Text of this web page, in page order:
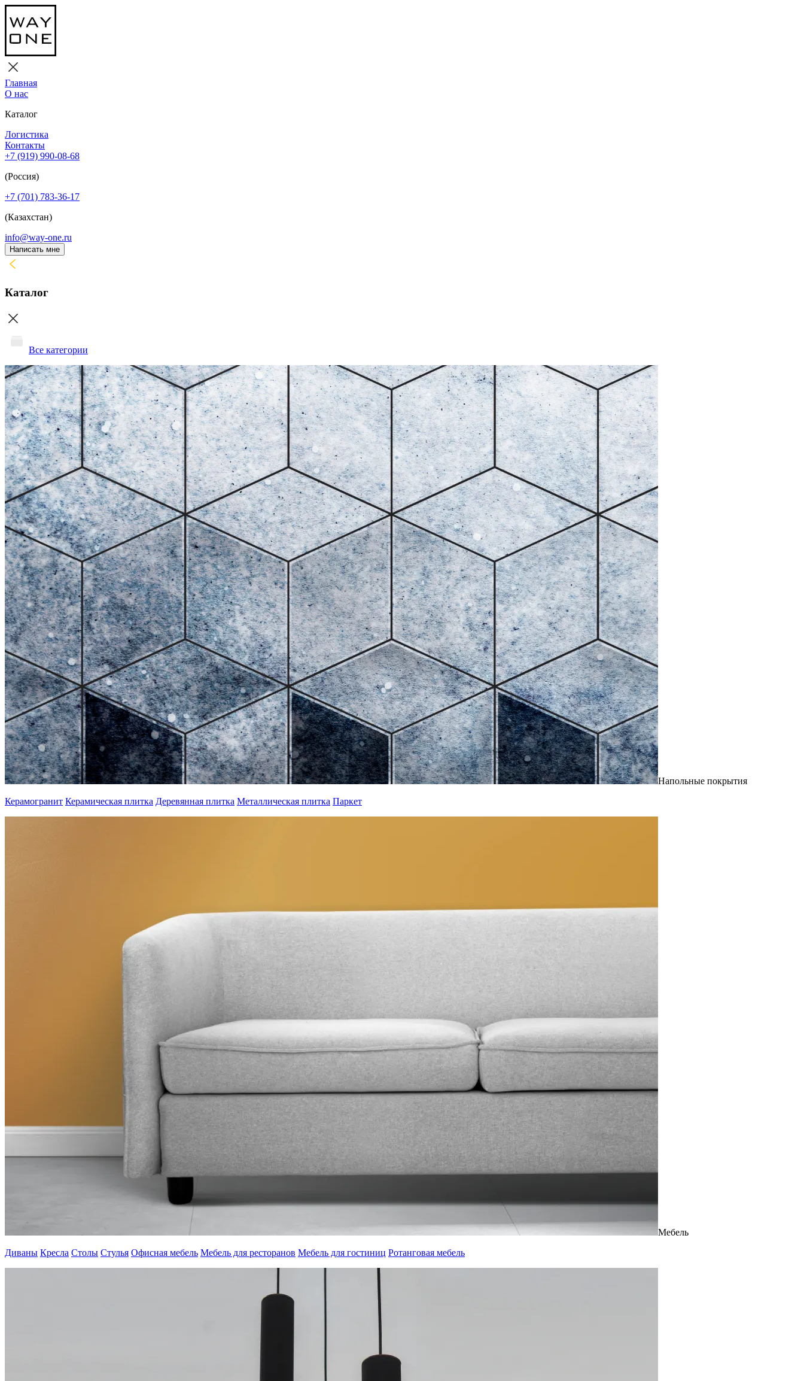
Главная
О нас
Каталог
Логистика
Контакты
+7 (919) 990-08-68
(Россия)
+7 (701) 783-36-17
(Казахстан)
info@way-one.ru
Написать мне
Каталог
Все категории
Напольные покрытия
Керамогранит Керамическая плитка Деревянная плитка Металлическая плитка Паркет
Мебель
Диваны Кресла Столы Стулья Офисная мебель Мебель для ресторанов Мебель для гостиниц Ротанговая мебель